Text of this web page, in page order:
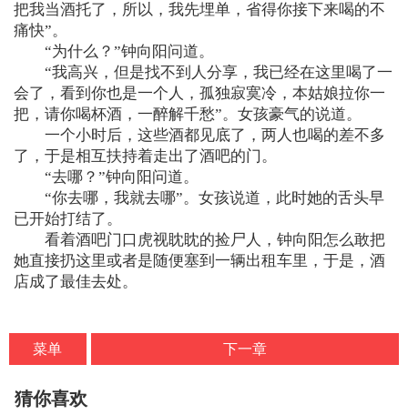
把我当酒托了，所以，我先埋单，省得你接下来喝的不
痛快”。
“为什么？”钟向阳问道。
“我高兴，但是找不到人分享，我已经在这里喝了一
会了，看到你也是一个人，孤独寂寞冷，本姑娘拉你一
把，请你喝杯酒，一醉解千愁”。女孩豪气的说道。
一个小时后，这些酒都见底了，两人也喝的差不多
了，于是相互扶持着走出了酒吧的门。
“去哪？”钟向阳问道。
“你去哪，我就去哪”。女孩说道，此时她的舌头早
已开始打结了。
看着酒吧门口虎视眈眈的捡尸人，钟向阳怎么敢把
她直接扔这里或者是随便塞到一辆出租车里，于是，酒
店成了最佳去处。
菜单 下一章
猜你喜欢